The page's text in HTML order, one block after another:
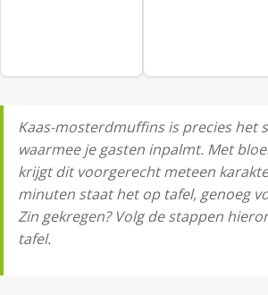
Kaas-mosterdmuffins is precies het
waarmee je gasten inpalmt. Met
krijgt dit voorgerecht meteen
minuten staat het op tafel, genoeg
Zin gekregen? Volg de stappen
tafel.